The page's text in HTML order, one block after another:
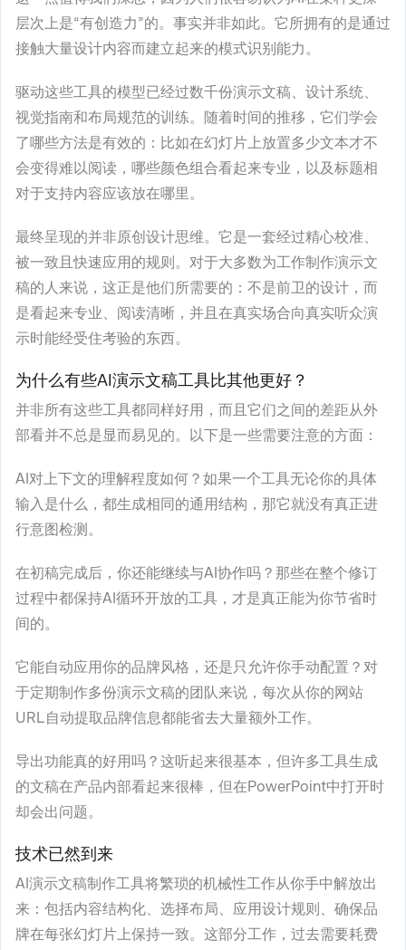
层次上是“有创造力”的。事实并非如此。它所拥有的是通过
接触大量设计内容而建立起来的模式识别能力。
驱动这些工具的模型已经过数千份演示文稿、设计系统、
视觉指南和布局规范的训练。随着时间的推移，它们学会
了哪些方法是有效的：比如在幻灯片上放置多少文本才不
会变得难以阅读，哪些颜色组合看起来专业，以及标题相
对于支持内容应该放在哪里。
最终呈现的并非原创设计思维。它是一套经过精心校准、
被一致且快速应用的规则。对于大多数为工作制作演示文
稿的人来说，这正是他们所需要的：不是前卫的设计，而
是看起来专业、阅读清晰，并且在真实场合向真实听众演
示时能经受住考验的东西。
为什么有些AI演示文稿工具比其他更好？
并非所有这些工具都同样好用，而且它们之间的差距从外
部看并不总是显而易见的。以下是一些需要注意的方面：
AI对上下文的理解程度如何？如果一个工具无论你的具体
输入是什么，都生成相同的通用结构，那它就没有真正进
行意图检测。
在初稿完成后，你还能继续与AI协作吗？那些在整个修订
过程中都保持AI循环开放的工具，才是真正能为你节省时
间的。
它能自动应用你的品牌风格，还是只允许你手动配置？对
于定期制作多份演示文稿的团队来说，每次从你的网站
URL自动提取品牌信息都能省去大量额外工作。
导出功能真的好用吗？这听起来很基本，但许多工具生成
的文稿在产品内部看起来很棒，但在PowerPoint中打开时
却会出问题。
技术已然到来
AI演示文稿制作工具将繁琐的机械性工作从你手中解放出
来：包括内容结构化、选择布局、应用设计规则、确保品
牌在每张幻灯片上保持一致。这部分工作，过去需要耗费